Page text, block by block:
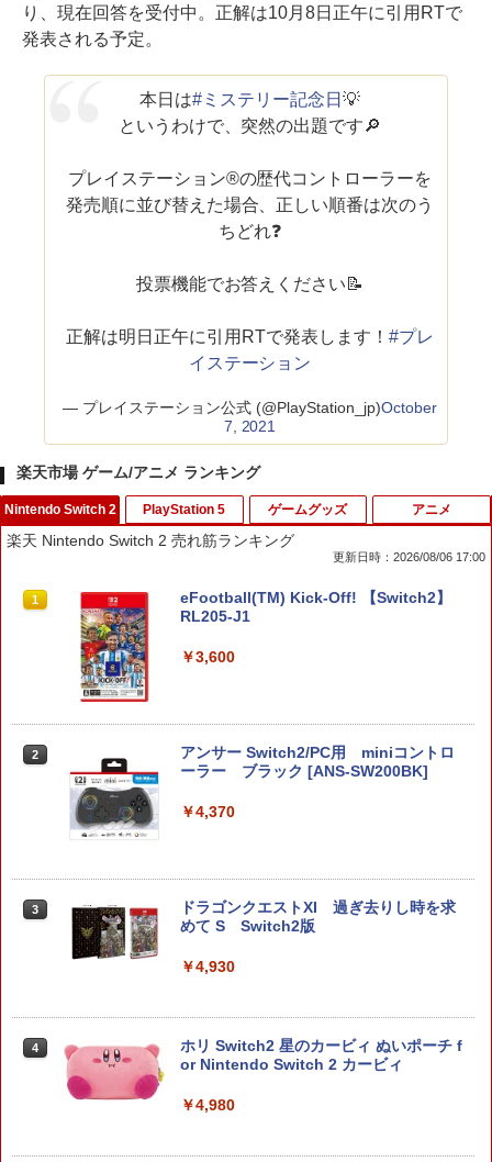
り、現在回答を受付中。正解は10月8日正午に引用RTで
発表される予定。
本日は#ミステリー記念日 💡
というわけで、突然の出題です🔎
プレイステーション®の歴代コントローラーを
発売順に並び替えた場合、正しい順番は次のう
ちどれ❓
投票機能でお答えください📝
正解は明日正午に引用RTで発表します！ #プレ
イステーション
— プレイステーション公式 (@PlayStation_jp)October
7, 2021
楽天市場 ゲーム/アニメ ランキング
Nintendo Switch 2
楽天 Nintendo Switch 2 売れ筋ランキング
更新日時：2026/08/06 17:00
1
eFootball(TM) Kick-Off! 【Switch2】
RL205-J1
￥3,600
2
アンサー Switch2/PC用 miniコントロ
ーラー ブラック [ANS-SW200BK]
￥4,370
3
ドラゴンクエストXI 過ぎ去りし時を求
めて S Switch2版
￥4,930
4
ホリ Switch2 星のカービィ ぬいポーチ f
or Nintendo Switch 2 カービィ
￥4,980
PlayStation 5 ゲームグッズ アニメ